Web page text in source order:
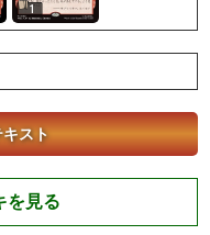
1
スト
を見る